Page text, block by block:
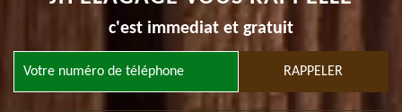
c'est immediat et gratuit